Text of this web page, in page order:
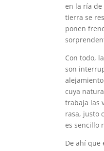
en la ría de
tierra se
ponen
Con todo,
son
cuya
trabaja las
rasa, justo
es sencillo
De ahí que